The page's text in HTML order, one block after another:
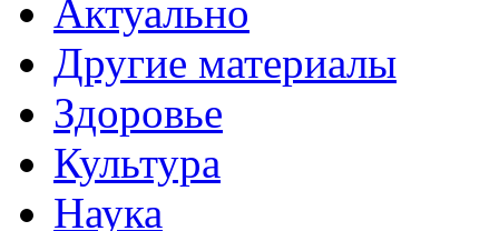
Актуально
Другие материалы
Здоровье
Культура
Наука